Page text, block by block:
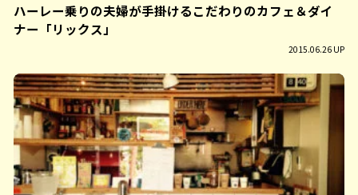
ハーレー乗りの夫婦が手掛けるこだわりのカフェ＆ダイ
ナー「リックス」
2015.06.26 UP